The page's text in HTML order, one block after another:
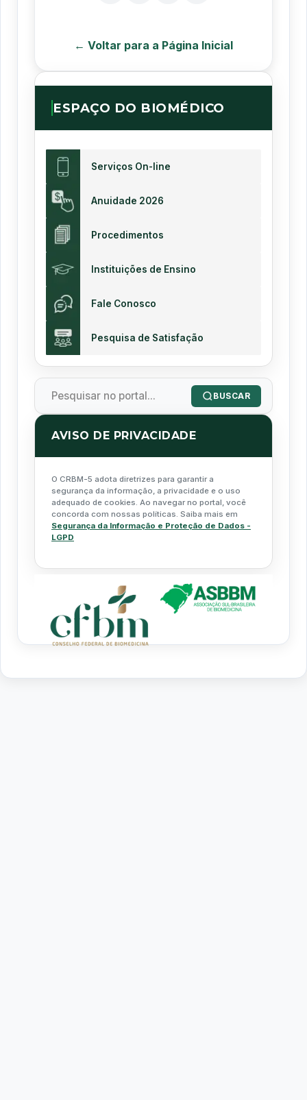
← Voltar para a Página Inicial
ESPAÇO DO BIOMÉDICO
Serviços On-line
Anuidade 2026
Procedimentos
Instituições de Ensino
Fale Conosco
Pesquisa de Satisfação
BUSCAR
AVISO DE PRIVACIDADE
O CRBM-5 adota diretrizes para garantir a
segurança da informação, a privacidade e o uso
adequado de cookies. Ao navegar no portal, você
concorda com nossas políticas. Saiba mais em
Segurança da Informação e Proteção de Dados -
LGPD